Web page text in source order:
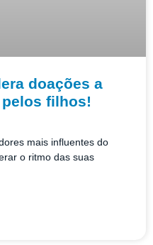
doações a
filhos!
mais influentes do
o ritmo das suas